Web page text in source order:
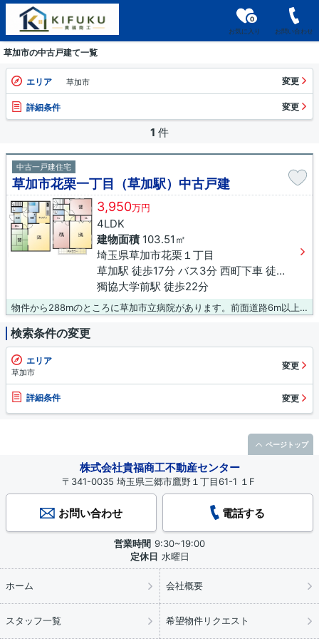
お気に入り
0
お問い合わせ
草加市の中古戸建て一覧
エリア 草加市 変更
詳細条件 変更
1 件
中古一戸建住宅
草加市花栗一丁目（草加駅）中古戸建
3,950万円
4LDK
建物面積103.51㎡
埼玉県草加市花栗１丁目
草加駅 徒歩17分 バス3分 西町下車 徒歩1分
獨協大学前駅 徒歩22分
物件から288mのところに草加市立病院があります。前面道路6m以上は確保しているので車の出し入れもラクラクです。こちらは中古一戸建ての物件です。当社一押しの一戸建て情報はいかがでしょうか。草加市にある東武伊勢崎線草加周辺の物件に関する事はkifukushoko@derfrontier.comから、お気軽にお聞き下さい。
検索条件の変更
エリア
草加市
変更
詳細条件 変更
株式会社貴福商工不動産センター
〒341-0035 埼玉県三郷市鷹野１丁目61-1 １F
お問い合わせ 電話する
営業時間 9:30~19:00
定休日 水曜日
ホーム 会社概要
スタッフ一覧 希望物件リクエスト
ページトップ